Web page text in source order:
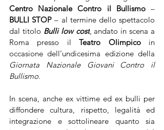
Centro Nazionale Contro il Bullismo
BULLI STOP – al termine dello spettacolo
dal titolo Bulli low cost, andato in scena a
Roma presso il Teatro Olimpico in
Giornata Nazionale Giovani Contro il
Bullismo.
In scena, anche ex vittime ed ex bulli per
diffondere cultura, rispetto, legalità ed
integrazione e sottolineare quanto sia